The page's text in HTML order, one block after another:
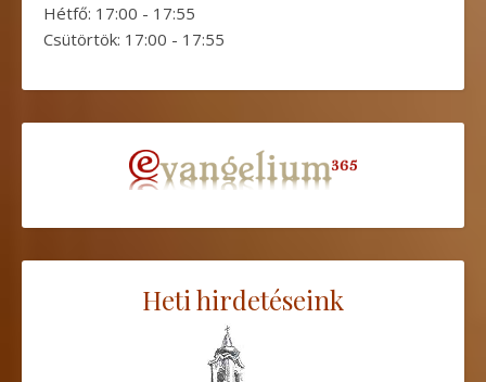
Hétfő: 17:00 - 17:55
Csütörtök: 17:00 - 17:55
Heti hirdetéseink